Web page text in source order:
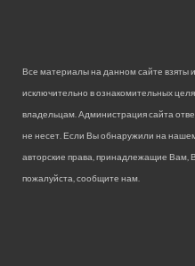
Все материалы на данном сайте взяты
исключительно в ознакомительных
владельцам. Администрация сайта
не несет. Если Вы обнаружили на
авторские права, принадлежащие Вам,
пожалуйста, сообщите нам.